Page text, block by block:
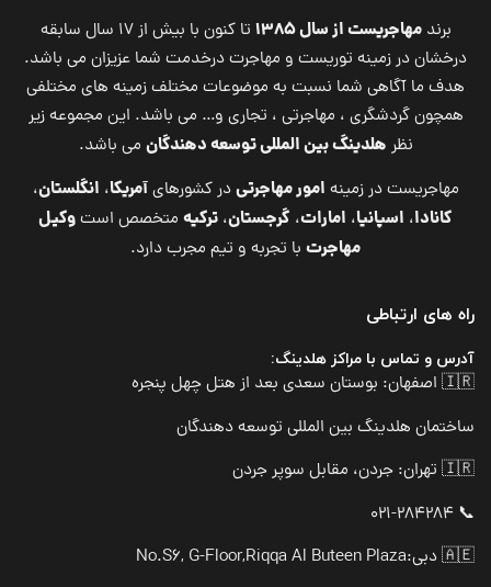
برندمهاجریست از سال ۱۳۸۵
تا کنون با بیش از ۱۷ سال سابقه
درخشان در زمینه توریست و مهاجرت درخدمت شما عزیزان می باشد.
هدف ما آگاهی شما نسبت به موضوعات مختلف زمینه های مختلفی
همچون گردشگری ، مهاجرتی ، تجاری و… می باشد. این مجموعه زیر
نظر هلدینگ بین المللی توسعه دهندگان می باشد.
مهاجریست در زمینه امور مهاجرتیدر کشورهایآمریکا، انگلستان،
کانادا، اسپانیا، امارات، گرجستان، ترکیه متخصص استوکیل
مهاجرت با تجربه و تیم مجرب دارد.
راه های ارتباطی
آدرس و تماس با مراکز هلدینگ:
🇮🇷 اصفهان: بوستان سعدی بعد از هتل چهل پنجره
ساختمان هلدینگ بین المللی توسعه دهندگان
🇮🇷 تهران: جردن، مقابل سوپر جردن
📞 021-284284
🇦🇪 دبی:
No.S6, G-Floor,Riqqa Al Buteen Plaza